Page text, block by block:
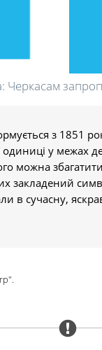
Черкасам
з 1851
одиниці у
можна
в сучасну,